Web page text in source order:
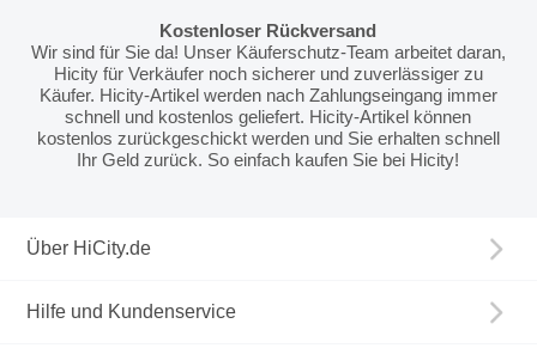
Kostenloser Rückversand
Wir sind für Sie da! Unser Käuferschutz-Team arbeitet daran,
Hicity für Verkäufer noch sicherer und zuverlässiger zu
Käufer. Hicity-Artikel werden nach Zahlungseingang immer
schnell und kostenlos geliefert. Hicity-Artikel können
kostenlos zurückgeschickt werden und Sie erhalten schnell
Ihr Geld zurück. So einfach kaufen Sie bei Hicity!
Über HiCity.de
Hilfe und Kundenservice